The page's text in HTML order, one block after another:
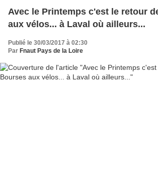
Avec le Printemps c'est le retour
aux vélos... à Laval où ailleurs...
Publié le 30/03/2017 à 02:30
Par Fnaut Pays de la Loire